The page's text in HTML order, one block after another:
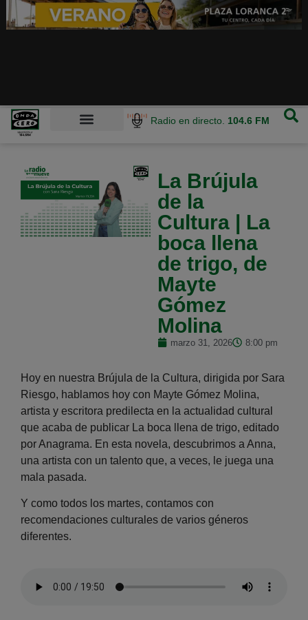
Radio en directo. 104.6 FM
La Brújula
de la
Cultura | La
boca llena
de trigo, de
Mayte
Gómez
Molina
marzo 31, 2026 8:00 pm
Hoy en nuestra Brújula de la Cultura, dirigida por Sara
Riesgo, hablamos hoy con Mayte Gómez Molina,
artista y escritora predilecta en la actualidad cultural
que acaba de publicar La boca llena de trigo, editado
por Anagrama. En esta novela, descubrimos a Anna,
una artista con un talento que, a veces, le juega una
mala pasada.
Y como todos los martes, contamos con
recomendaciones culturales de varios géneros
diferentes.